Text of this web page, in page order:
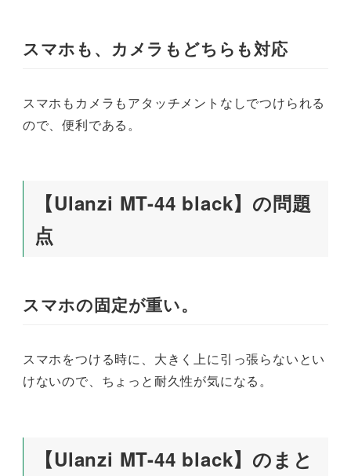
スマホも、カメラもどちらも対応
スマホもカメラもアタッチメントなしでつけられる
ので、便利である。
【Ulanzi MT-44 black】の問題
点
スマホの固定が重い。
スマホをつける時に、大きく上に引っ張らないとい
けないので、ちょっと耐久性が気になる。
【Ulanzi MT-44 black】のまと